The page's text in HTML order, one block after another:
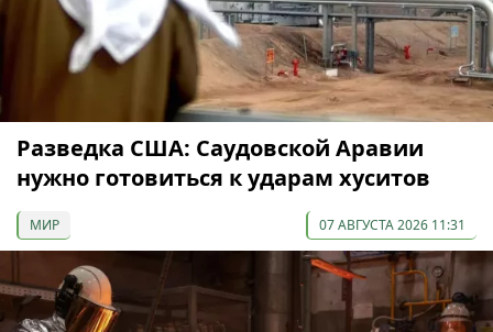
Разведка США: Саудовской Аравии
нужно готовиться к ударам хуситов
МИР 07 АВГУСТА 2026 11:31